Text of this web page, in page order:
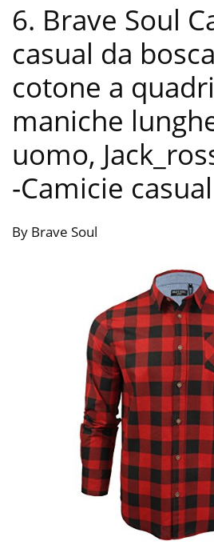
6. Brave Soul
casual da
cotone a
maniche
uomo,
-Camicie casual
By Brave Soul